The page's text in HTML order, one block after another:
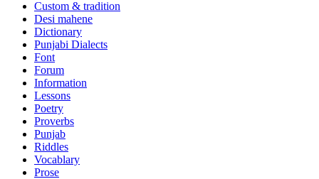
Custom & tradition
Desi mahene
Dictionary
Punjabi Dialects
Font
Forum
Information
Lessons
Poetry
Proverbs
Punjab
Riddles
Vocablary
Prose